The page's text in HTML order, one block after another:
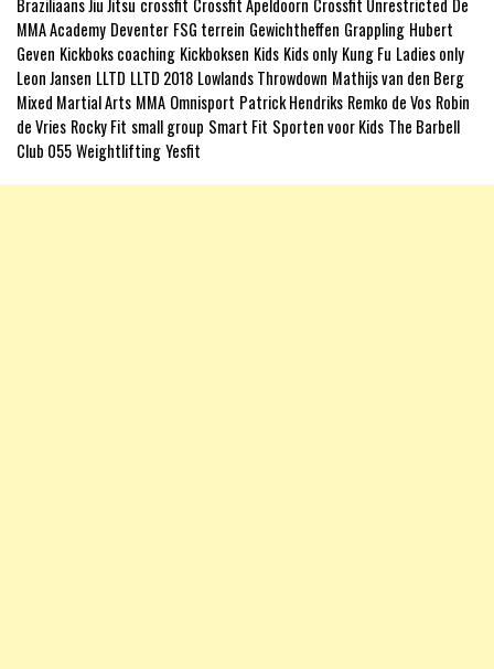
Braziliaans Jiu Jitsu crossfit Crossfit Apeldoorn Crossfit Unrestricted De
MMA Academy Deventer FSG terrein Gewichtheffen Grappling Hubert
Geven Kickboks coaching Kickboksen Kids Kids only Kung Fu Ladies only
Leon Jansen LLTD LLTD 2018 Lowlands Throwdown Mathijs van den Berg
Mixed Martial Arts MMA Omnisport Patrick Hendriks Remko de Vos Robin
de Vries Rocky Fit small group Smart Fit Sporten voor Kids The Barbell
Club 055WeightliftingYesfit